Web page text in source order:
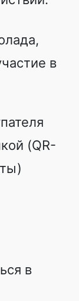
в
(QR-
в